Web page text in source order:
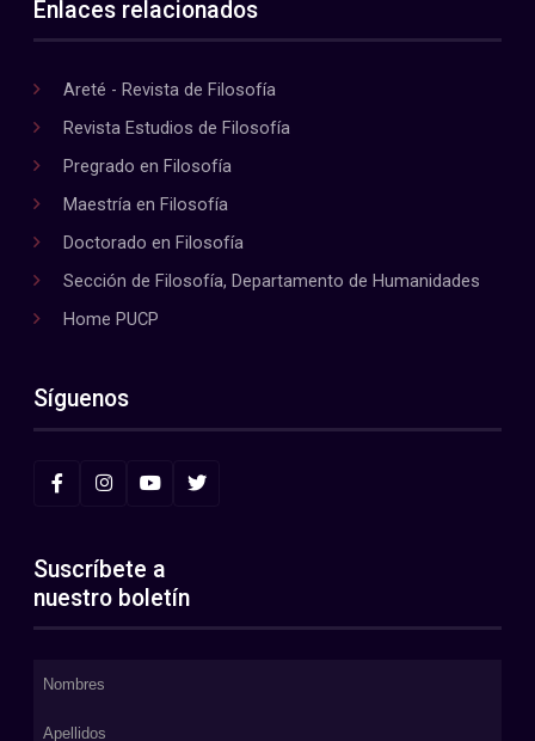
Enlaces relacionados
Areté - Revista de Filosofía
Revista Estudios de Filosofía
Pregrado en Filosofía
Maestría en Filosofía
Doctorado en Filosofía
Sección de Filosofía, Departamento de Humanidades
Home PUCP
Síguenos
Suscríbete a
nuestro boletín